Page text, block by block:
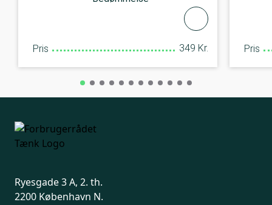
Pris 349 Kr. Pris
Ryesgade 3 A, 2. th.
2200 København N.